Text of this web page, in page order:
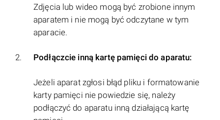
Zdjęcia lub wideo mogą być zrobione innym
aparatem i nie mogą być odczytane w tym
aparacie.
Podłączcie inną kartę pamięci do aparatu:
Jeżeli aparat zgłosi błąd pliku i formatowanie
karty pamięci nie powiedzie się, należy
podłączyć do aparatu inną działającą kartę